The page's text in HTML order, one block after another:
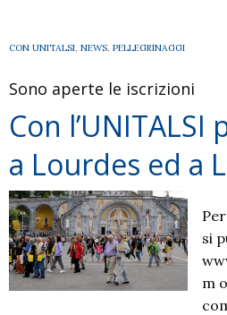
CON UNITALSI, NEWS, PELLEGRINAGGI
Sono aperte le iscrizioni
Con
a Lourdes ed a
si
m